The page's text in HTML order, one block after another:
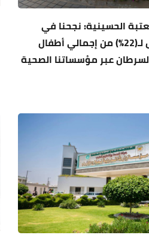
الحسينية: نجحنا في
توفير العلاج الكامل لـ(22%) من إجمالي أطفال
عبر مؤسساتنا الصحية